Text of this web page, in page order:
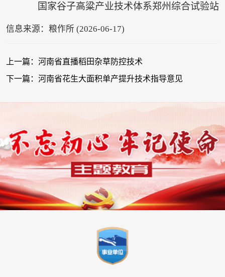
国家谷子高粱产业技术体系郑州综合试验站
信息来源：粮作所 (2026-06-17)
上一篇：河南省直播稻田杂草防控技术
下一篇：河南省花生大面积单产提升技术指导意见